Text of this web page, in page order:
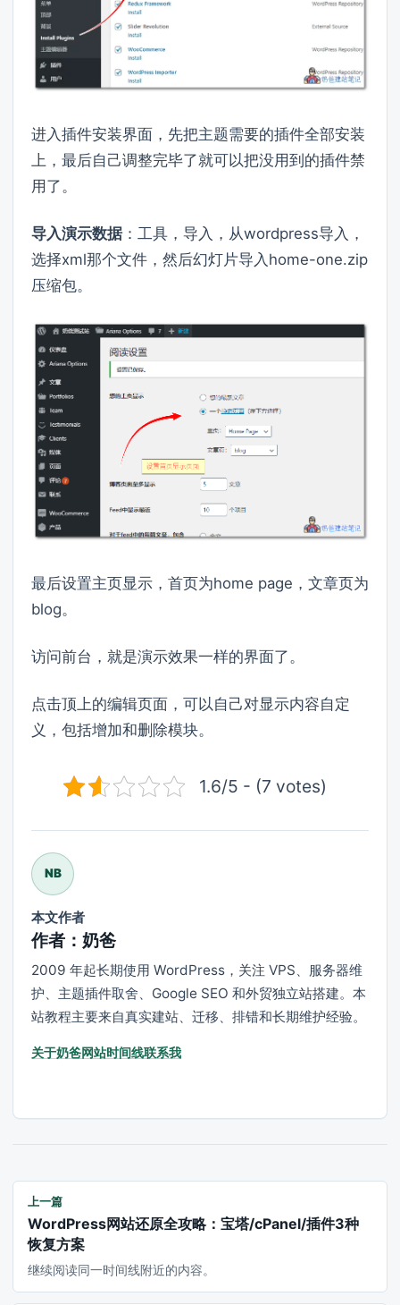
进入插件安装界面，先把主题需要的插件全部安装
上，最后自己调整完毕了就可以把没用到的插件禁
用了。
导入演示数据：工具，导入，从wordpress导入，
选择xml那个文件，然后幻灯片导入home-one.zip
压缩包。
最后设置主页显示，首页为home page，文章页为
blog。
访问前台，就是演示效果一样的界面了。
点击顶上的编辑页面，可以自己对显示内容自定
义，包括增加和删除模块。
1.6/5 - (7 votes)
NB
本文作者
作者：奶爸
2009 年起长期使用 WordPress，关注 VPS、服务器维
护、主题插件取舍、Google SEO 和外贸独立站搭建。本
站教程主要来自真实建站、迁移、排错和长期维护经验。
关于奶爸网站时间线联系我
上一篇
WordPress网站还原全攻略：宝塔/cPanel/插件3种
恢复方案
继续阅读同一时间线附近的内容。